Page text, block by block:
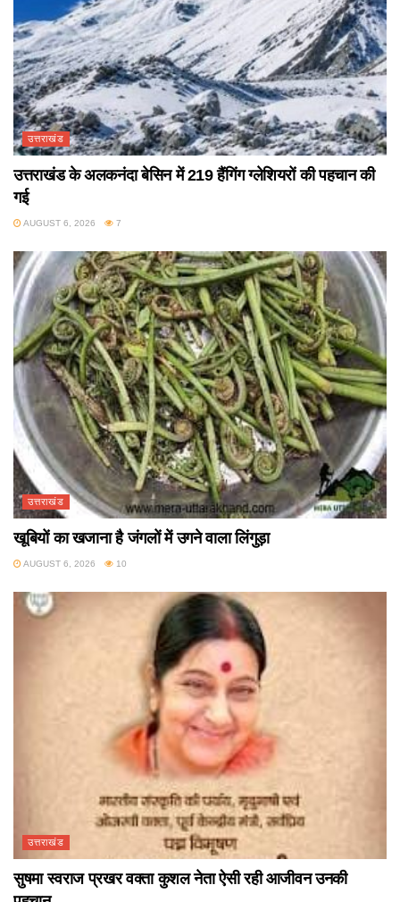
उत्तराखंड
उत्तराखंड के अलकनंदा बेसिन में 219 हैंगिंग ग्लेशियरों की पहचान की
गई
AUGUST 6, 2026 7
उत्तराखंड
खूबियों का खजाना है जंगलों में उगने वाला लिंगुड़ा
AUGUST 6, 2026 10
उत्तराखंड
सुषमा स्वराज प्रखर वक्ता कुशल नेता ऐसी रही आजीवन उनकी